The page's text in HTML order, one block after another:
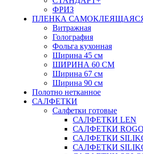
ФРИЗ
ПЛЕНКА
Витражная
Голография
Фольга кухонная
Ширина 45 см
ШИРИНА 60 СМ
Ширина 67 см
Ширина 90 см
Полотно нетканное
САЛФЕТКИ
Салфетки готовые
САЛФЕТКИ LEN
САЛФЕТКИ
САЛФЕТКИ
САЛФЕТКИ